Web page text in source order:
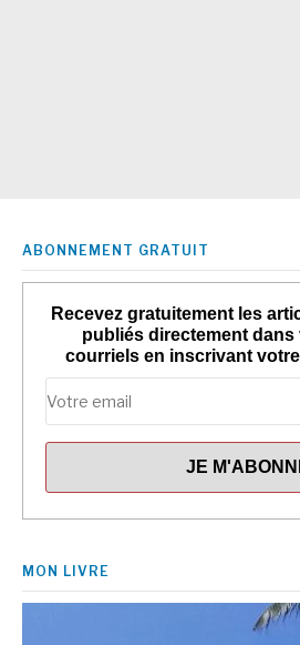
ABONNEMENT GRATUIT
Recevez gratuitement les
publiés directement dans
courriels en inscrivant
MON LIVRE